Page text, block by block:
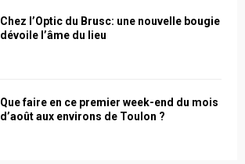
Chez l’Optic du Brusc: une nouvelle bougie
dévoile l’âme du lieu
Que faire en ce premier week-end du mois
d’août aux environs de Toulon ?